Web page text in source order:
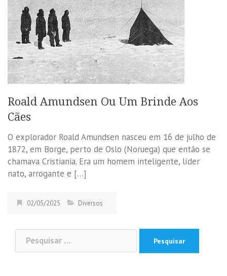
Roald Amundsen Ou Um Brinde Aos
Cães
O explorador Roald Amundsen nasceu em 16 de julho de
1872, em Borge, perto de Oslo (Noruega) que então se
chamava Cristiania. Era um homem inteligente, líder
nato, arrogante e […]
02/05/2025 Diversos
Pesquisar
por: